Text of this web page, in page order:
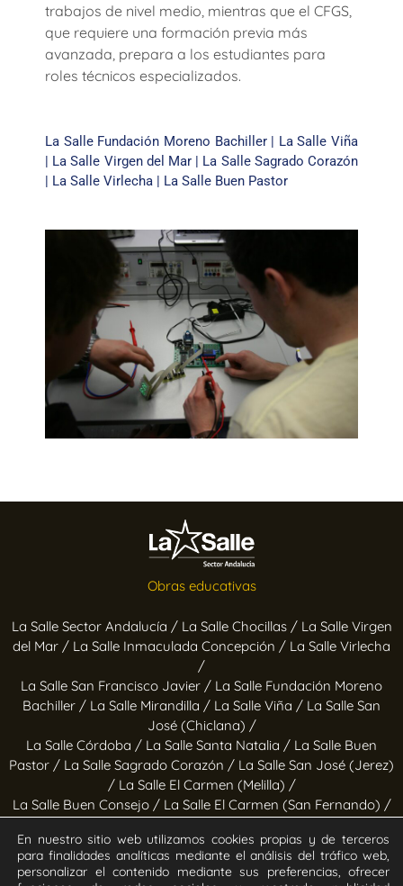
trabajos de nivel medio, mientras que el CFGS,
que requiere una formación previa más
avanzada, prepara a los estudiantes para
roles técnicos especializados.
La Salle Fundación Moreno Bachiller
La Salle Viña
La Salle Virgen del Mar
La Salle Sagrado Corazón
La Salle Virlecha La Salle Buen Pastor
Obras educativas
La Salle Sector Andalucía / La Salle Chocillas / La Salle Virgen
del Mar / La Salle Inmaculada Concepción / La Salle Virlecha
/
La Salle San Francisco Javier / La Salle Fundación Moreno
Bachiller / La Salle Mirandilla / La Salle Viña / La Salle San
José (Chiclana) /
La Salle Córdoba / La Salle Santa Natalia / La Salle Buen
Pastor / La Salle Sagrado Corazón / La Salle San José (Jerez)
/ La Salle El Carmen (Melilla) /
La Salle Buen Consejo / La Salle El Carmen (San Fernando) /
Purísima
En nuestro sitio web utilizamos cookies propias y de terceros
para finalidades analíticas mediante el análisis del tráfico web,
personalizar el contenido mediante sus preferencias, ofrecer